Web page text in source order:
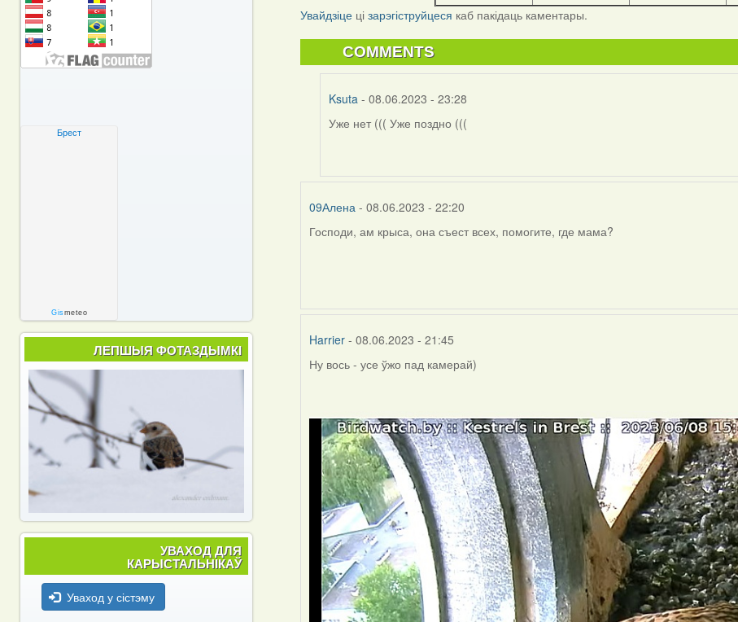
Увайдзіце цізарэгіструйцеся каб пакідаць каментары.
COMMENTS
Ksuta- 08.06.2023 - 23:28
In
by
Уже нет ((( Уже поздно (((
09Алена - 08.06.2023 - 22:20
Господи, ам крыса, она съест всех, помогите, где мама?
Harrier - 08.06.2023 - 21:45
Ну вось - усе ўжо пад камерай)
Брест
Gismeteo
ЛЕПШЫЯ ФОТАЗДЫМКІ
УВАХОД ДЛЯ
КАРЫСТАЛЬНІКАЎ
Уваход у сістэму